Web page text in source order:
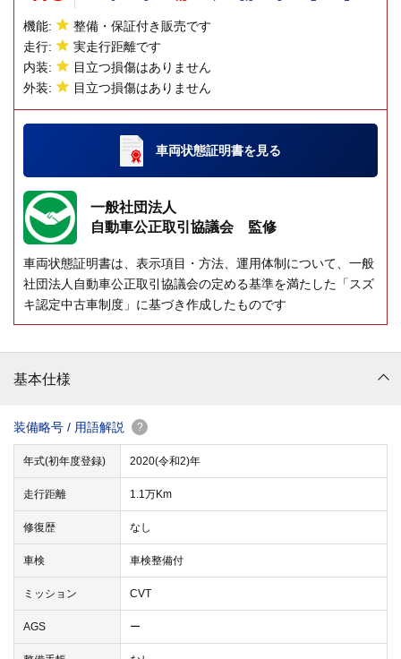
機能:
整備・保証付き販売です
走行:
実走行距離です
内装:
目立つ損傷はありません
外装:
目立つ損傷はありません
車両状態証明書を見る
一般社団法人
自動車公正取引協議会 監修
車両状態証明書は、表示項目・方法、運用体制について、一般
社団法人自動車公正取引協議会の定める基準を満たした「スズ
キ認定中古車制度」に基づき作成したものです
基本仕様
装備略号 / 用語解説 ?
年式(初年度登録) 2020(令和2)年
走行距離 1.1万Km
修復歴 なし
車検 車検整備付
ミッション CVT
AGS ー